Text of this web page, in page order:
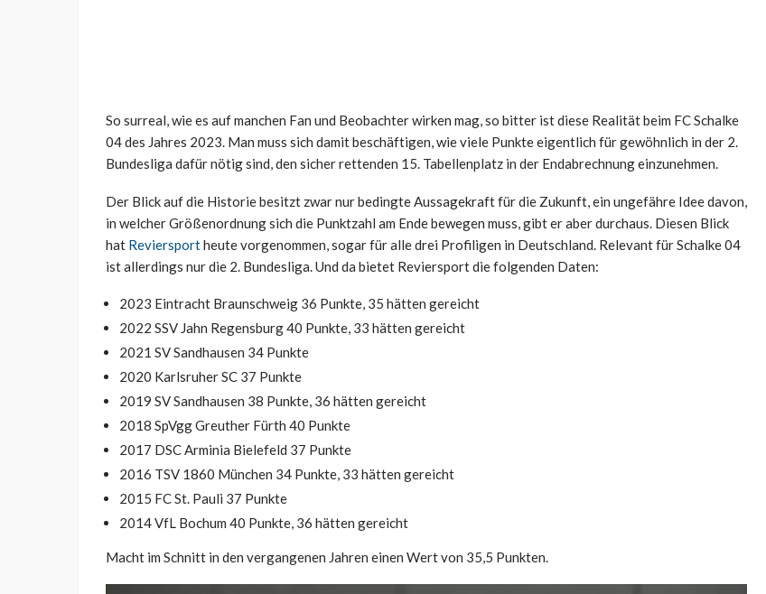
So surreal, wie es auf manchen Fan und Beobachter wirken mag, so bitter ist diese Realität beim FC Schalke
04 des Jahres 2023. Man muss sich damit beschäftigen, wie viele Punkte eigentlich für gewöhnlich in der 2.
Bundesliga dafür nötig sind, den sicher rettenden 15. Tabellenplatz in der Endabrechnung einzunehmen.
Der Blick auf die Historie besitzt zwar nur bedingte Aussagekraft für die Zukunft, ein ungefähre Idee davon,
in welcher Größenordnung sich die Punktzahl am Ende bewegen muss, gibt er aber durchaus. Diesen Blick
hat Reviersportheute vorgenommen, sogar für alle drei Profiligen in Deutschland. Relevant für Schalke 04
ist allerdings nur die 2. Bundesliga. Und da bietet Reviersport die folgenden Daten:
2023 Eintracht Braunschweig 36 Punkte, 35 hätten gereicht
2022 SSV Jahn Regensburg 40 Punkte, 33 hätten gereicht
2021 SV Sandhausen 34 Punkte
2020 Karlsruher SC 37 Punkte
2019 SV Sandhausen 38 Punkte, 36 hätten gereicht
2018 SpVgg Greuther Fürth 40 Punkte
2017 DSC Arminia Bielefeld 37 Punkte
2016 TSV 1860 München 34 Punkte, 33 hätten gereicht
2015 FC St. Pauli 37 Punkte
2014 VfL Bochum 40 Punkte, 36 hätten gereicht
Macht im Schnitt in den vergangenen Jahren einen Wert von 35,5 Punkten.